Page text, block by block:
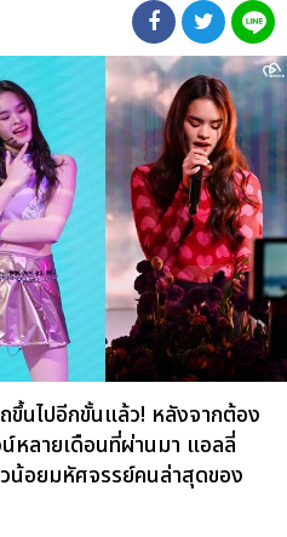
ขึ้นไปอีกขั้นแล้ว! หลังจากต้อง
หลายเดือนที่ผ่านมา แอลลี่
อยมหัศจรรย์คนล่าสุดของ